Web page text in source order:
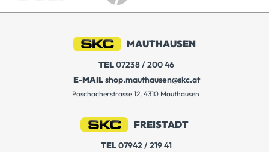
MAUTHAUSEN
TEL07238 / 200 46
E-MAILshop.mauthausen@skc.at
Poschacherstrasse 12, 4310 Mauthausen
FREISTADT
TEL07942 / 219 41